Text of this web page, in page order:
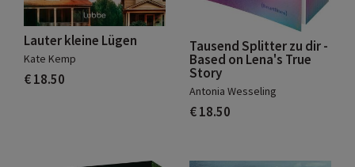
Lauter kleine Lügen
Kate Kemp
€ 18.50
Tausend Splitter zu dir -
Based on Lena's True
Story
Antonia Wesseling
€ 18.50